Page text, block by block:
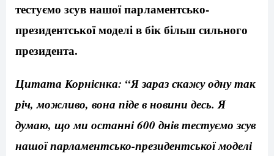
тестуємо зсув нашої парламентсько-
президентської моделі в бік більш сильного
президента.
Цитата Корнієнка: “Я зараз скажу одну так
річ, можливо, вона піде в новини десь. Я
думаю, що ми останні 600 днів тестуємо зсув
нашої парламентсько-президентської моделі